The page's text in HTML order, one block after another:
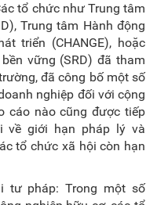
tổ chức như Trung tâm
Trung tâm Hành động
triển (CHANGE), hoặc
vững (SRD) đã tham
đã công bố một số
nghiệp đối với cộng
cáo nào cũng được tiếp
về giới hạn pháp lý và
tổ chức xã hội còn hạn
tư pháp: Trong một số